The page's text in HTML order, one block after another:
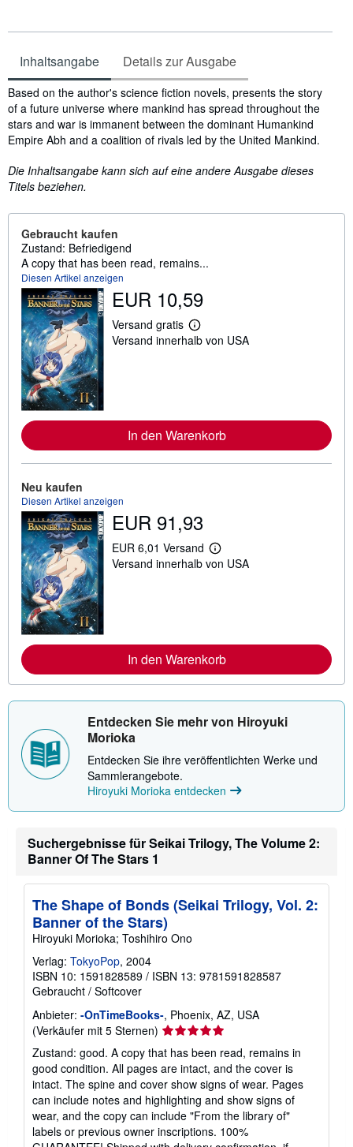
Inhaltsangabe Details zur Ausgabe
Inhaltsangabe
Based on the author's science fiction novels, presents the story
of a future universe where mankind has spread throughout the
stars and war is immanent between the dominant Humankind
Empire Abh and a coalition of rivals led by the United Mankind.
Die Inhaltsangabe kann sich auf eine andere Ausgabe dieses
Titels beziehen.
Gebraucht kaufen
Zustand: Befriedigend
A copy that has been read, remains...
Diesen Artikel anzeigen
EUR 10,59
Versand gratis
W
e
n
f
o
o
n
n
z
d
k
o
e
Versand innerhalb von USA
In den Warenkorb
Neu kaufen
Diesen Artikel anzeigen
EUR 91,93
EUR 6,01 Versand
W
e
n
f
r
t
e
z
V
s
d
o
Versand innerhalb von USA
In den Warenkorb
Entdecken Sie mehr von Hiroyuki
Morioka
Entdecken Sie ihre veröffentlichten Werke und
Sammlerangebote.
Hiroyuki Morioka entdecken
Suchergebnisse für Seikai Trilogy, The Volume 2:
Banner Of The Stars 1
The Shape of Bonds (Seikai Trilogy, Vol. 2:
Banner of the Stars)
Hiroyuki Morioka; Toshihiro Ono
Verlag: TokyoPop, 2004
ISBN 10: 1591828589 / ISBN 13: 9781591828587
Gebraucht / Softcover
Anbieter: -OnTimeBooks-, Phoenix, AZ, USA
(Verkäufer mit 5 Sternen) Verkäuferbewertung
von
5
Sternen
Zustand: good. A copy that has been read, remains in
good condition. All pages are intact, and the cover is
intact. The spine and cover show signs of wear. Pages
can include notes and highlighting and show signs of
wear, and the copy can include "From the library of"
labels or previous owner inscriptions. 100%